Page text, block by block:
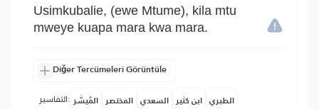
Usimkubalie, (ewe Mtume), kila mtu
mweye kuapa mara kwa mara.
Diğer Tercümeleri Görüntüle
التفاسير: المُيسَّر المختصر السعدي ابن كثير الطبري